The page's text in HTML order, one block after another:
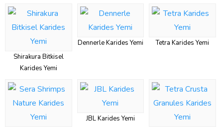
Shirakura Bitkisel
Karides Yemi
Dennerle Karides Yemi Tetra Karides Yemi
JBL Karides Yemi